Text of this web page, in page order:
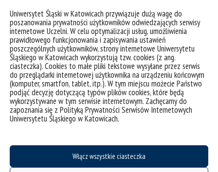
Uniwersytet Śląski w Katowicach przywiązuje dużą wagę do
poszanowania prywatności użytkowników odwiedzających serwisy
internetowe Uczelni. W celu optymalizacji usług, umożliwienia
prawidłowego funkcjonowania i zapisywania ustawień
poszczególnych użytkowników, strony internetowe Uniwersytetu
Śląskiego w Katowicach wykorzystują tzw. cookies (z ang.
ciasteczka). Cookies to małe pliki tekstowe wysyłane przez serwis
do przeglądarki internetowej użytkownika na urządzeniu końcowym
(komputer, smartfon, tablet, itp.). W tym miejscu możecie Państwo
podjąć decyzję dotyczącą typów plików cookies, które będą
wykorzystywane w tym serwisie internetowym. Zachęcamy do
zapoznania się z Polityką Prywatności Serwisów Internetowych
Uniwersytetu Śląskiego w Katowicach.
Włącz wszystkie ciasteczka
Koordynator
merytoryczny
dr Daniela Dzienniak-Pulina
e-mail: daniela.dzienniak-
pulina@us.edu.pl
Katowice, ul. Bankowa 11
dr Sabina Pawlik
e-mailsabina.pawlik@us.edu.pl
Koordynator